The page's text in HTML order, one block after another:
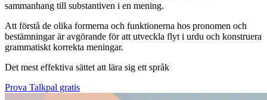
sammanhang till substantiven i en mening.
Att förstå de olika formerna och funktionerna hos pronomen och
bestämningar är avgörande för att utveckla flyt i urdu och konstruera
grammatiskt korrekta meningar.
Det mest effektiva sättet att lära sig ett språk
Prova Talkpal gratis